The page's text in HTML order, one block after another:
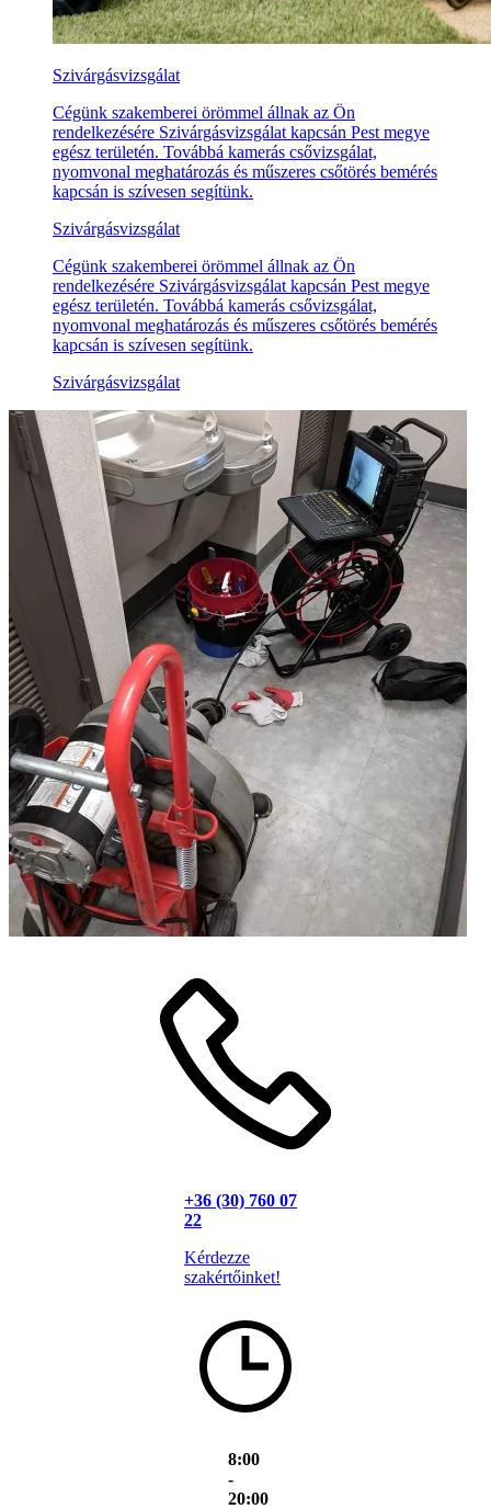
Szivárgásvizsgálat
Cégünk szakemberei örömmel állnak az Ön
rendelkezésére Szivárgásvizsgálat kapcsán Pest megye
egész területén. Továbbá kamerás csővizsgálat,
nyomvonal meghatározás és műszeres csőtörés bemérés
kapcsán is szívesen segítünk.
Szivárgásvizsgálat
Cégünk szakemberei örömmel állnak az Ön
rendelkezésére Szivárgásvizsgálat kapcsán Pest megye
egész területén. Továbbá kamerás csővizsgálat,
nyomvonal meghatározás és műszeres csőtörés bemérés
kapcsán is szívesen segítünk.
Szivárgásvizsgálat
+36 (30) 760 07
22
Kérdezze
szakértőinket!
8:00
-
20:00